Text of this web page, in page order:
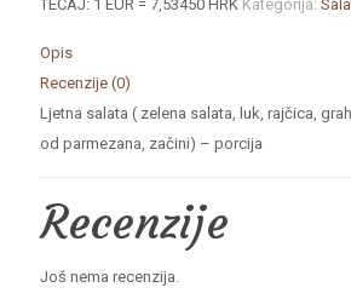
TEČAJ: 1 EUR = 7,53450 HRK Kategorija:
Opis
Recenzije (0)
Ljetna salata ( zelena salata, luk, rajčica,
od parmezana, začini) – porcija
Recenzije
Još nema recenzija.